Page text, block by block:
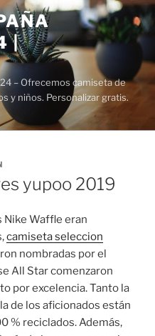
|
– Ofrecemos camiseta de
y niños. Personalizar gratis.
yupoo 2019
Nike Waffle eran
camiseta seleccion
nombradas por el
All Star comenzaron
por excelencia. Tanto la
de los aficionados están
% reciclados. Además,